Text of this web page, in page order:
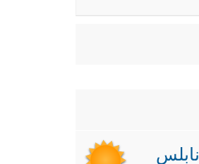
نابلس